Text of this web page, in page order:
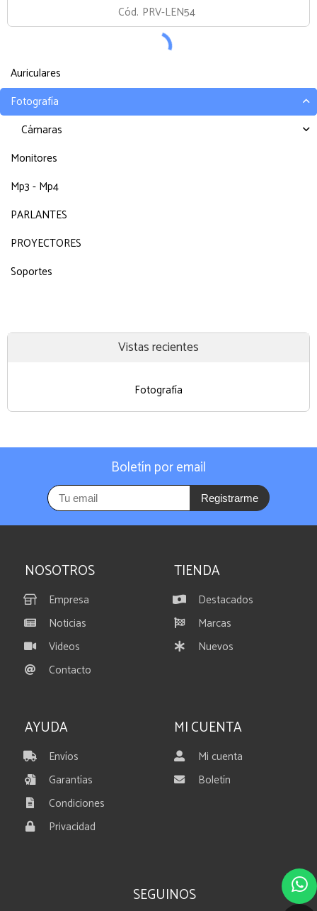
Auriculares
Fotografía
Cámaras
Monitores
Mp3 - Mp4
PARLANTES
PROYECTORES
Soportes
Cód. PRV-LEN54
Vistas recientes
Fotografía
Boletín por email
Registrarme
NOSOTROS
Empresa
Noticias
Videos
Contacto
TIENDA
Destacados
Marcas
Nuevos
AYUDA
Envíos
Garantías
Condiciones
Privacidad
MI CUENTA
Mi cuenta
Boletín
SEGUINOS